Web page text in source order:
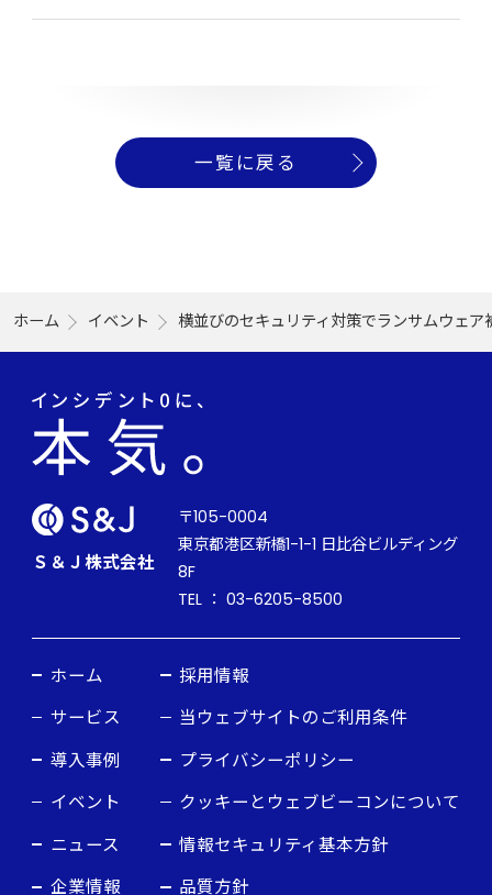
一覧に戻る
ホーム イベント 横並びのセキュリティ対策でランサムウェ
Ｓ＆Ｊ株式会社
〒105-0004
東京都港区新橋1-1-1 日比谷ビルディング
8F
TEL ： 03-6205-8500
ホーム
サービス
導入事例
イベント
ニュース
企業情報
採用情報
当ウェブサイトのご利用条件
プライバシーポリシー
クッキーとウェブビーコンについて
情報セキュリティ基本方針
品質方針